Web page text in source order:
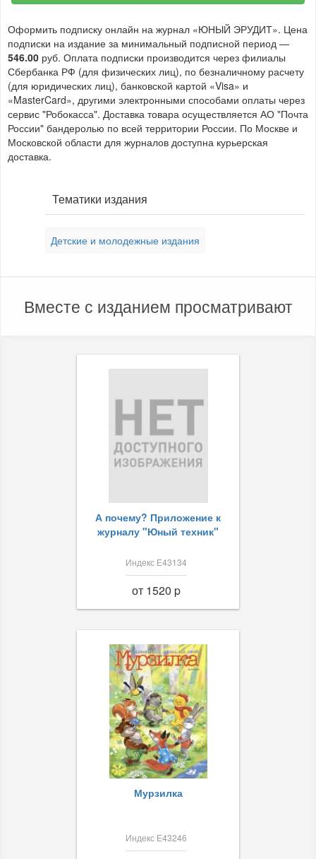
Оформить подписку онлайн на журнал «ЮНЫЙ ЭРУДИТ». Цена
подписки на издание за минимальный подписной период —
546.00 руб. Оплата подписки производится через филиалы
Сбербанка РФ (для физических лиц), по безналичному расчету
(для юридических лиц), банковской картой «Visa» и
«MasterCard», другими электронными способами оплаты через
сервис "Робокасса". Доставка товара осуществляется АО "Почта
России" бандеролью по всей территории России. По Москве и
Московской области для журналов доступна курьерская
доставка.
Тематики издания
Детские и молодежные издания
Вместе с изданием просматривают
А почему? Приложение к
журналу "Юный техник"
Индекс Е43134
от 1520 p
Мурзилка
Индекс Е43246